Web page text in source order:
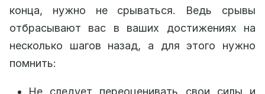
конца, нужно не срываться. Ведь срывы
отбрасывают вас в ваших достижениях на
несколько шагов назад, а для этого нужно
помнить: